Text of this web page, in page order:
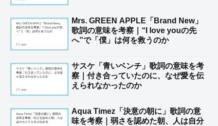
Mrs. GREEN APPLE「Brand New」
歌詞の意味を考察｜“I love youの先
へ”で「僕」は何を救うのか
サスケ「青いベンチ」歌詞の意味を考
察｜付き合っていたのに、なぜ愛を伝
えられなかったのか
Aqua Timez「決意の朝に」歌詞の意
味を考察｜弱さを認めた朝、人は自分